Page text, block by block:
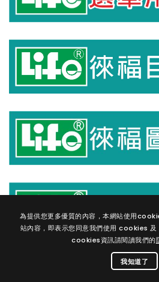
為提供您更多優質的內容，本網站使用
站內容，即表示您同意我們使用 cookies 及
cookies資訊請閱讀我們的
我知道了